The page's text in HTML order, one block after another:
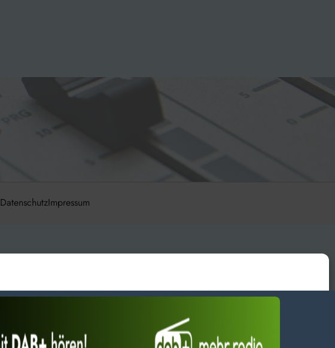
DatenschutzImpressum